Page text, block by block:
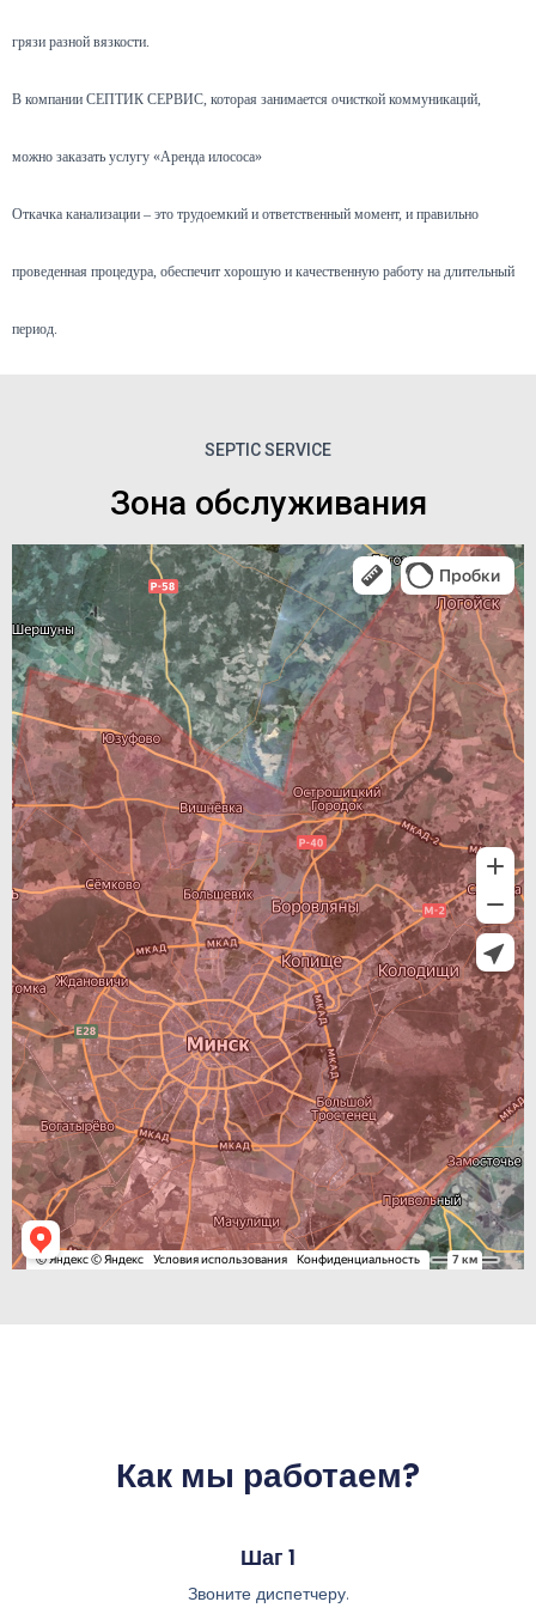
грязи разной вязкости.
В компании СЕПТИК СЕРВИС, которая занимается очисткой коммуникаций,
можно заказать услугу «Аренда илососа»
Откачка канализации – это трудоемкий и ответственный момент, и правильно
проведенная процедура, обеспечит хорошую и качественную работу на длительный
период.
SEPTIC SERVICE
Зона обслуживания
Как мы работаем?
Шаг 1
Звоните диспетчеру.